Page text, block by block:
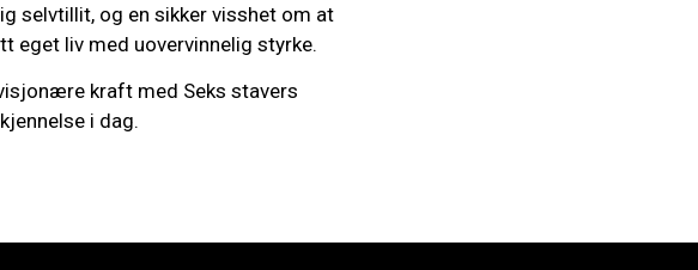
selvtillit, og en sikker visshet om at
eget liv med uovervinnelig styrke.
kraft med Seks stavers
i dag.